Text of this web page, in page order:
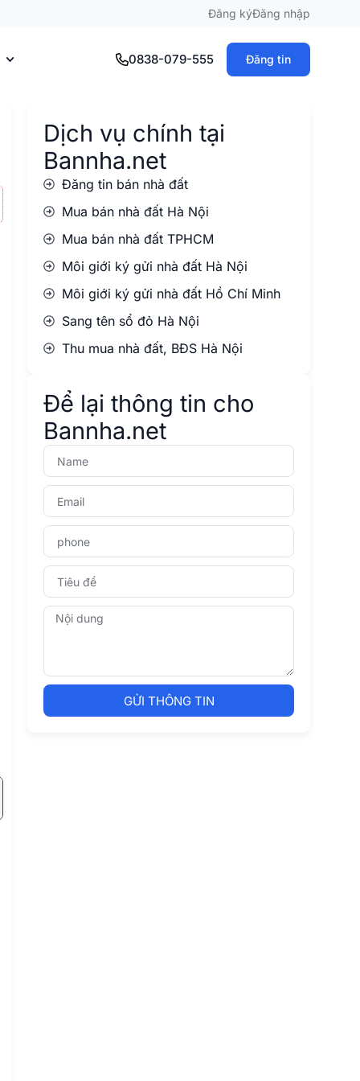
Đăng kýĐăng nhập
0838-079-555 Đăng tin
Dịch vụ chính tại
Bannha.net
Đăng tin bán nhà đất
Mua bán nhà đất Hà Nội
Mua bán nhà đất TPHCM
Môi giới ký gửi nhà đất Hà Nội
Môi giới ký gửi nhà đất Hồ Chí Minh
Sang tên sổ đỏ Hà Nội
Thu mua nhà đất, BĐS Hà Nội
Để lại thông tin cho
Bannha.net
GỬI THÔNG TIN